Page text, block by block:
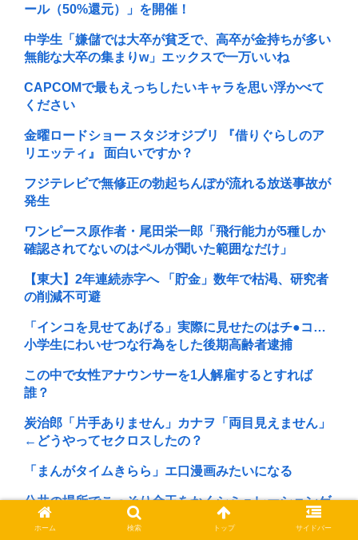
ール（50%還元）」を開催！
中学生「嫌儲では大卒が貧乏で、高卒が金持ちが多い
無能な大卒の集まりw」エックスで一万いいね
CAPCOMで最もえっちしたいキャラを思い浮かべて
ください
金曜ロードショー スタジオジブリ 『借りぐらしのア
リエッティ』 面白いですか？
フジテレビで無修正の勃起ちんぽが流れる放送事故が
発生
ワンピース原作者・尾田栄一郎「飛行能力が5種しか
確認されてないのはペルが聞いた範囲なだけ」
【東大】2年連続赤字へ 「貯金」数年で枯渇、研究者
の削減不可避
「インコを見せてあげる」実際に見せたのはチ●コ…
小学生にわいせつな行為をした後期高齢者逮捕
この中で女性アナウンサーを1人解雇するとすれば
誰？
炭治郎「片手ありません」カナヲ「両目見えません」
←どうやってセクロスしたの？
「まんがタイムきらら」エ口漫画みたいになる
公共の場所でこっそり金玉をかくシミュレーションゲ
ーム「Ball Scratch Simulato...
ホーム 検索 トップ サイドバー